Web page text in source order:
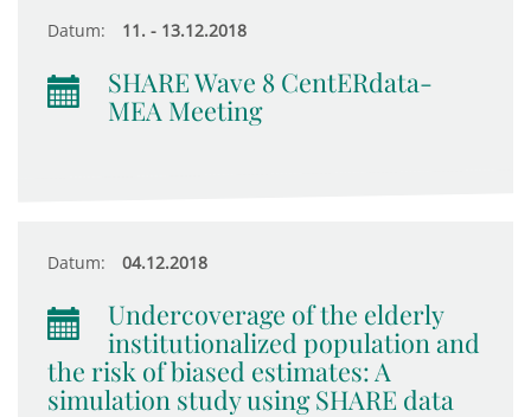
Datum: 11. - 13.12.2018
SHARE Wave 8 CentERdata-
MEA Meeting
Datum: 04.12.2018
Undercoverage of the elderly
institutionalized population and
the risk of biased estimates: A
simulation study using SHARE data